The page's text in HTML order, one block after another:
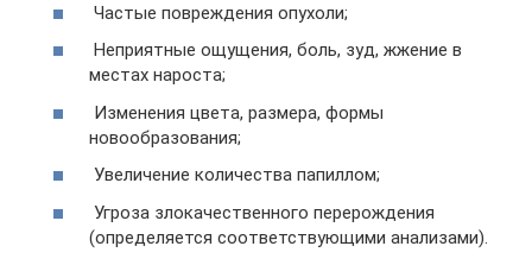
Частые повреждения опухоли;
Неприятные ощущения, боль, зуд, жжение в
местах нароста;
Изменения цвета, размера, формы
новообразования;
Увеличение количества папиллом;
Угроза злокачественного перерождения
(определяется соответствующими анализами).